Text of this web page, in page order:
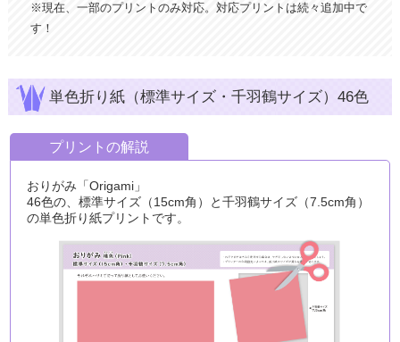
※現在、一部のプリントのみ対応。対応プリントは続々追加中で
す！
単色折り紙（標準サイズ・千羽鶴サイズ）46色
プリントの解説
おりがみ「Origami」
46色の、標準サイズ（15cm角）と千羽鶴サイズ（7.5cm角）
の単色折り紙プリントです。